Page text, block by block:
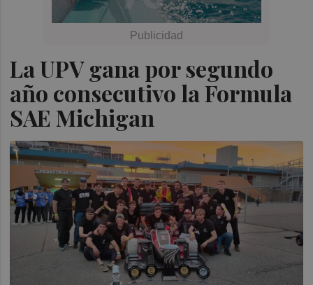
La UPV gana por segundo
año consecutivo la Formula
SAE Michigan